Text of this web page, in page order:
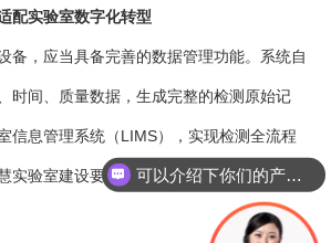
配实验室数字化转型
备，应当具备完善的数据管理功能。系统自
时间、质量数据，生成完整的检测原始记
信息管理系统（LIMS），实现检测全流程
实验室建设要求。
可以介绍下你们的产品么
你们是怎么收费的呢